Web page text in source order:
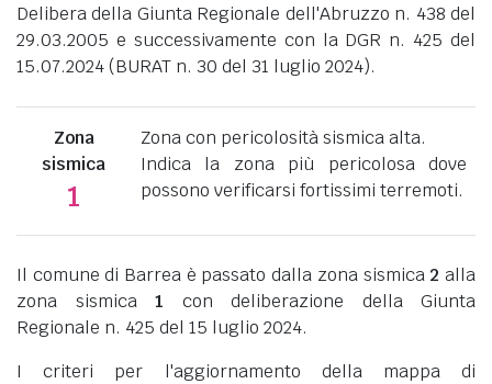
Delibera della Giunta Regionale dell'Abruzzo n. 438 del
29.03.2005 e successivamente con la DGR n. 425 del
15.07.2024 (BURAT n. 30 del 31 luglio 2024).
Zona
sismica
1
Zona con pericolosità sismica alta.
Indica la zona più pericolosa dove
possono verificarsi fortissimi terremoti.
Il comune di Barrea è passato dalla zona sismica 2 alla
zona sismica 1 con deliberazione della Giunta
Regionale n. 425 del 15 luglio 2024.
I criteri per l'aggiornamento della mappa di